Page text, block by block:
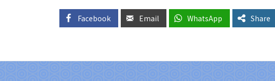
Facebook Email WhatsApp Share